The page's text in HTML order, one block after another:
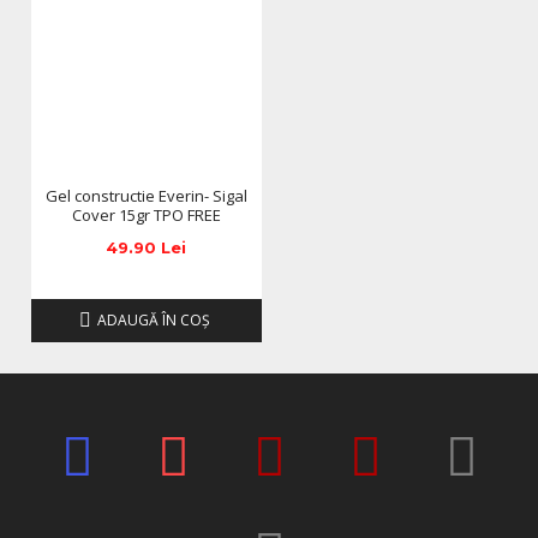
si atent finisate. Uniformizeaza patul unghial si creeaza o
baza perfecta pentru manichiuri rafinate.
Manichiuri nude premium
French de structura si babyboomer
Unghii cu aspect sanatos si ingrijit
Lucrari profesionale cu finisaj delicat
polimerizare
Gel constructie Everin- Sigal
Cover 15gr TPO FREE
49.90 Lei
ADAUGĂ ÎN COŞ